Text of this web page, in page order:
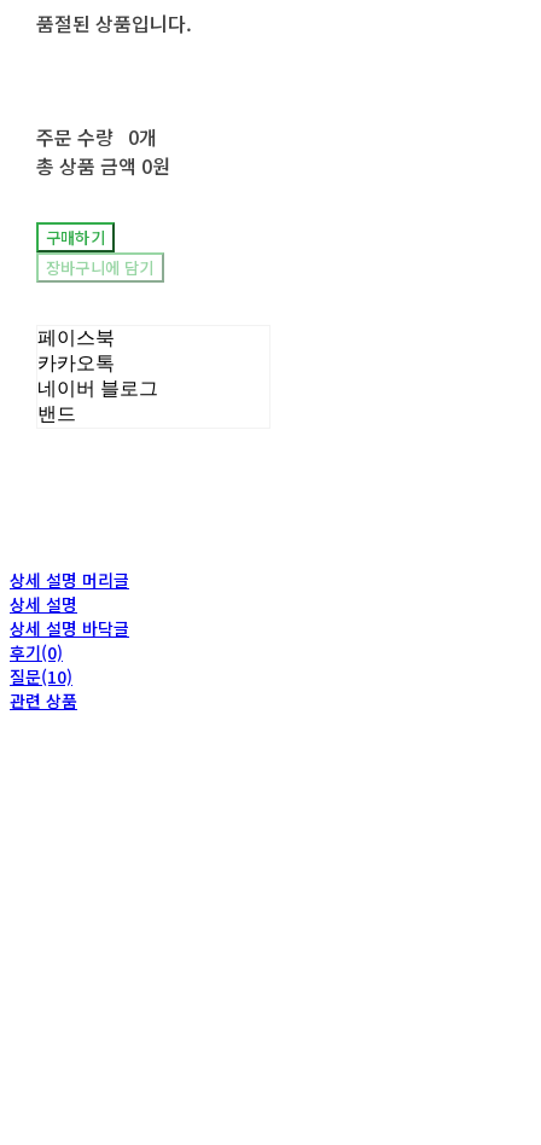
품절된 상품입니다.
주문 수량 0개
총 상품 금액 0원
구매하기
장바구니에 담기
페이스북
카카오톡
네이버 블로그
밴드
상세 설명 머리글
상세 설명
상세 설명 바닥글
후기(0)
질문(10)
관련 상품